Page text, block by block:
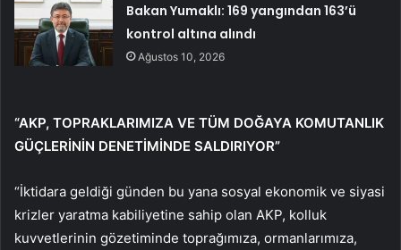
Bakan Yumaklı: 169 yangından 163’ü
kontrol altına alındı
Ağustos 10, 2026
“AKP, TOPRAKLARIMIZA VE TÜM DOĞAYA KOMUTANLIK
GÜÇLERİNİN DENETİMİNDE SALDIRIYOR”
“İktidara geldiği günden bu yana sosyal ekonomik ve siyasi
krizler yaratma kabiliyetine sahip olan AKP, kolluk
kuvvetlerinin gözetiminde toprağımıza, ormanlarımıza,